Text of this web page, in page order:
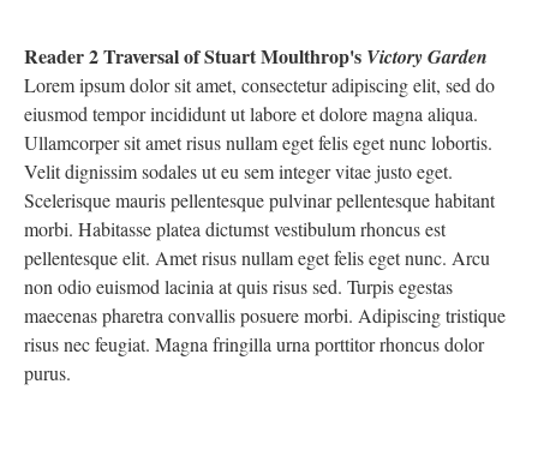
Reader 2 Traversal of Stuart Moulthrop's Victory Garden
Lorem ipsum dolor sit amet, consectetur adipiscing elit, sed do
eiusmod tempor incididunt ut labore et dolore magna aliqua.
Ullamcorper sit amet risus nullam eget felis eget nunc lobortis.
Velit dignissim sodales ut eu sem integer vitae justo eget.
Scelerisque mauris pellentesque pulvinar pellentesque habitant
morbi. Habitasse platea dictumst vestibulum rhoncus est
pellentesque elit. Amet risus nullam eget felis eget nunc. Arcu
non odio euismod lacinia at quis risus sed. Turpis egestas
maecenas pharetra convallis posuere morbi. Adipiscing tristique
risus nec feugiat. Magna fringilla urna porttitor rhoncus dolor
purus.